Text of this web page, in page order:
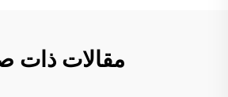
مقالات ذات